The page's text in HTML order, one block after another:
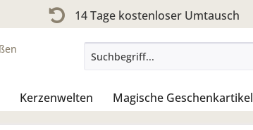
14 Tage kostenloser Umtausch
Kerzenwelten Magische Geschenkartikel